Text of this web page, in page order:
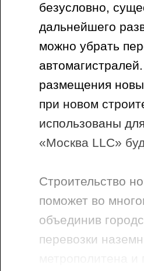
безусловно,
дальнейшего
можно убрать
размещения
при новом
использованы
«Москва LLC»
Строительство
поможет во
объединив
перевозки